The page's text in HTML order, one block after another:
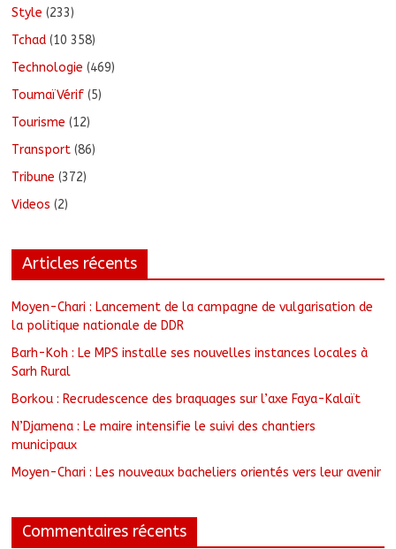
Style (233)
Tchad (10 358)
Technologie (469)
ToumaïVérif (5)
Tourisme (12)
Transport (86)
Tribune (372)
Videos (2)
Articles récents
Moyen-Chari : Lancement de la campagne de vulgarisation de
la politique nationale de DDR
Barh-Koh : Le MPS installe ses nouvelles instances locales à
Sarh Rural
Borkou : Recrudescence des braquages sur l’axe Faya-Kalaït
N’Djamena : Le maire intensifie le suivi des chantiers
municipaux
Moyen-Chari : Les nouveaux bacheliers orientés vers leur avenir
Commentaires récents